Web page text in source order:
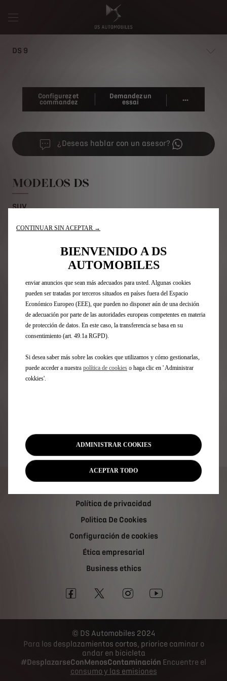
DS 9
Configurez et
commandez
Demandez un
essai
...
¿Deseas hablar con un asesor?
MODELOS DS
SUV
ACCESO RÁPIDO
Tecnologías
Encontrar un punto de venta
Contáctenos
¿Deseas hablar con un asesor?
Programar una cita en línea
Fórmula E
Política de privacidad
Politica De Cookies
Configuración de cookies
Ética empresarial
Business ethics
DS Automobiles 2024
Para los desplazamientos cortos, priorice caminar o
andar en bicicleta
#DesplazarseConMenosContaminación Encuentre el
consumo y las emisiones
CONTINUAR SIN ACEPTAR →
BIENVENIDO A DS
AUTOMOBILES
cookies nos permiten proporcionarle funciones esenciales como la
y el rendimiento con diversas características como el reconocimiento del
idioma, los resultados de búsqueda y, por lo tanto, mejoran lo que le
enviar anuncios que sean más adecuados para usted. Algunas cookies
pueden ser tratadas por terceros situados en países fuera del Espacio
Económico Europeo (EEE), que pueden no disponer aún de una decisión
de adecuación por parte de las autoridades europeas competentes en materia
de protección de datos. En este caso, la transferencia se basa en su
consentimiento (art. 49.1a RGPD).
Si desea saber más sobre las cookies que utilizamos y cómo gestionarlas,
puede acceder a nuestra política de cookies o haga clic en ' Administrar
cokkies'.
ADMINISTRAR COOKIES
ACEPTAR TODO